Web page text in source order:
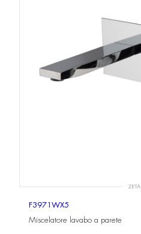
ZETA
F3971WX5
Miscelatore lavabo a parete